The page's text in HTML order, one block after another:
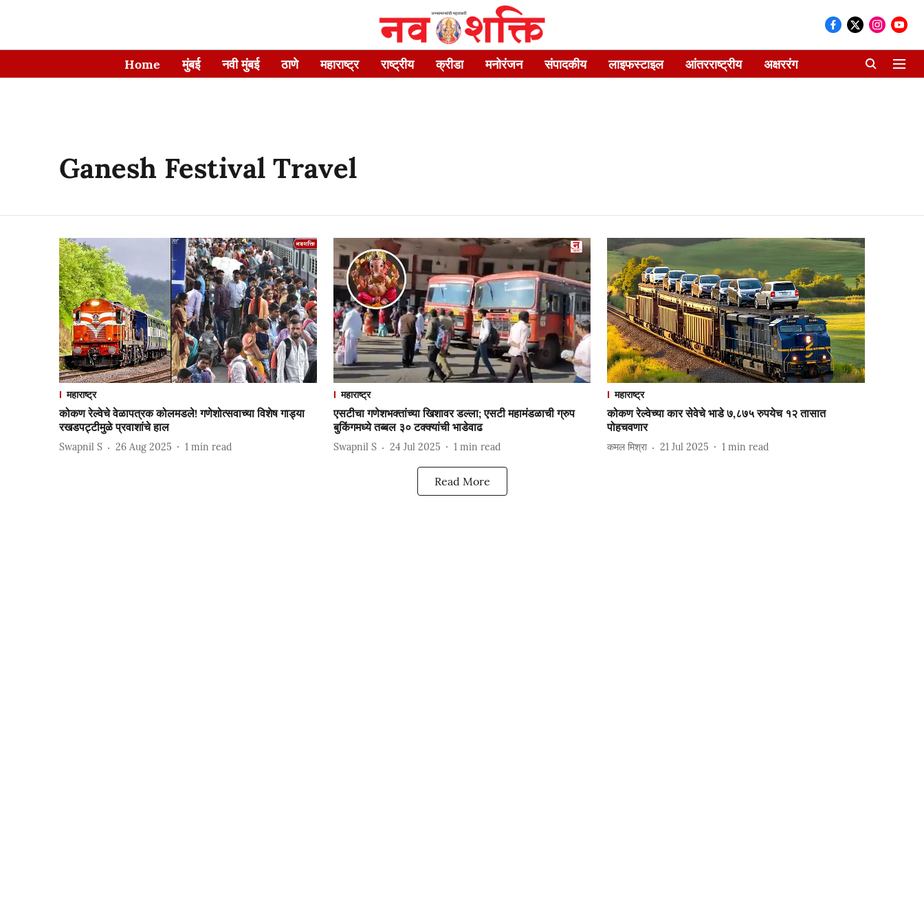
Home मुंबई नवी मुंबई ठाणे महाराष्ट्र राष्ट्रीय क्रीडा मनोरंजन संपादकीय लाइफस्टाइल आंतरराष्ट्रीय अक्षररंग
Ganesh Festival Travel
महाराष्ट्र
कोकण रेल्वेचे वेळापत्रक कोलमडले! गणेशोत्सवाच्या विशेष गाड्या
रखडपट्टीमुळे प्रवाशांचे हाल
Swapnil S 26 Aug 2025 1 min read
महाराष्ट्र
एसटीचा गणेशभक्तांच्या खिशावर डल्ला; एसटी महामंडळाची ग्रुप
बुकिंगमध्ये तब्बल ३० टक्क्यांची भाडेवाढ
Swapnil S 24 Jul 2025 1 min read
महाराष्ट्र
कोकण रेल्वेच्या कार सेवेचे भाडे ७,८७५ रुपयेच १२ तासात
पोहचवणार
कमल मिश्रा 21 Jul 2025 1 min read
Read More